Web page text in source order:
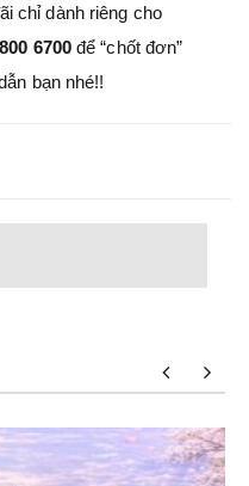
chỉ dành riêng cho
6700 để “chốt đơn”
bạn nhé!!